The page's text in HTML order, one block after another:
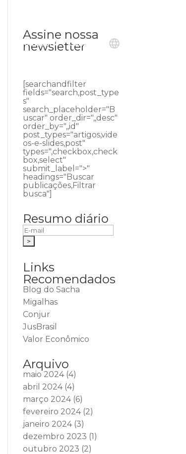
Ouvidoria Contato
Assine nossa
newsletter
[searchandfilter
fields="search,post_type
s"
search_placeholder="B
uscar" order_dir=",,desc"
order_by=",,id"
post_types="artigos,vide
os-e-slides,post"
types=",checkbox,check
box,select"
submit_label=">"
headings="Buscar
publicações,Filtrar
busca"]
Resumo diário
Links
Recomendados
Blog do Sacha
Migalhas
Conjur
JusBrasil
Valor Econômico
Arquivo
maio 2024(4)
abril 2024(4)
março 2024(6)
fevereiro 2024(2)
janeiro 2024(3)
dezembro 2023 (1)
outubro 2023 (2)